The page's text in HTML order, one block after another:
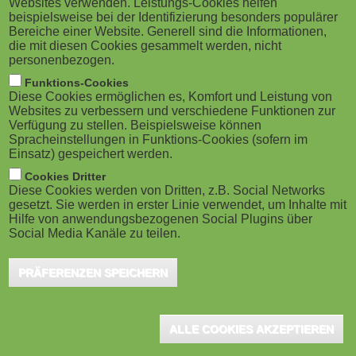
M
o
b
i
l
e
)
g
a
o
n
Berlin/Hanau, Februar 2026 - Die
Preisträgerinnen und Preisträger des
bundesweiten Wettbewerbs "Deutscher
Lehrkräftepreis - Unterricht innovativ" 2025 stehen
fest. Die hochkarätige Jury unter Leitung von Prof. Dr.
David-S. Di Fuccia hat entschieden: Zehn Lehrkräfte,
fünf Teams und drei Schulleitungen aus insgesamt
zehn Bundesländern wurden in der Wettbewerbsrunde
2025 ausgezeichnet.
Zehn besonders engagierte Lehrkräfte von ihren
Schülerinnen und Schülern nominiert
In "Ausgezeichnete Lehrkräfte", eine der drei
Wettbewerbskategorien, wurden zehn besonders engagierte
Lehrkräfte ausgezeichnet, die von ihren Schülerinnen und
Websites verwenden. Leistungs-Cookies helfen
beispielsweise bei der Identifizierung besonders populärer
Bereiche einer Website. Generell sind die Informationen,
die mit diesen Cookies gesammelt werden, nicht
personenbezogen.
Funktions-Cookies
Diese Cookies ermöglichen es, Komfort und Leistung von
Websites zu verbessern und verschiedene Funktionen zur
Verfügung zu stellen. Beispielsweise können
Spracheinstellungen in Funktions-Cookies (sofern im
Einsatz) gespeichert werden.
Cookies Dritter
Diese Cookies werden von Dritten, z.B. Social Networks
gesetzt. Sie werden in erster Linie verwendet, um Inhalte mit
Hilfe von anwendungsbezogenen Social Plugins über
Social Media Kanäle zu teilen.
PRÄFERENZEN SPEICHERN
ALLE COOKIES AKZEPTIEREN